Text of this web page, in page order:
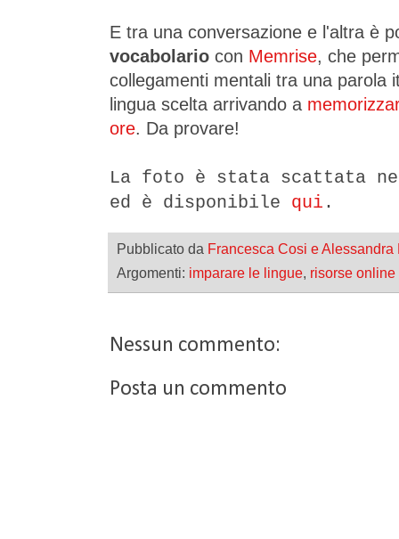
E tra una conversazione e l'altra è
vocabolario con Memrise, che
collegamenti mentali tra una parola
lingua scelta arrivando a
ore. Da provare!
La foto è stata scattata
ed è disponibile qui .
Pubblicato da Francesca Cosi e Alessandra
Argomenti: imparare le lingue, risorse online
Nessun commento:
Posta un commento